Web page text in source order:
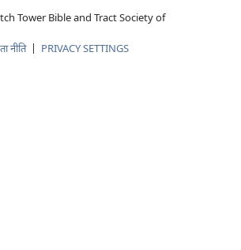
Tower Bible and Tract Society of
नीति| PRIVACY SETTINGS